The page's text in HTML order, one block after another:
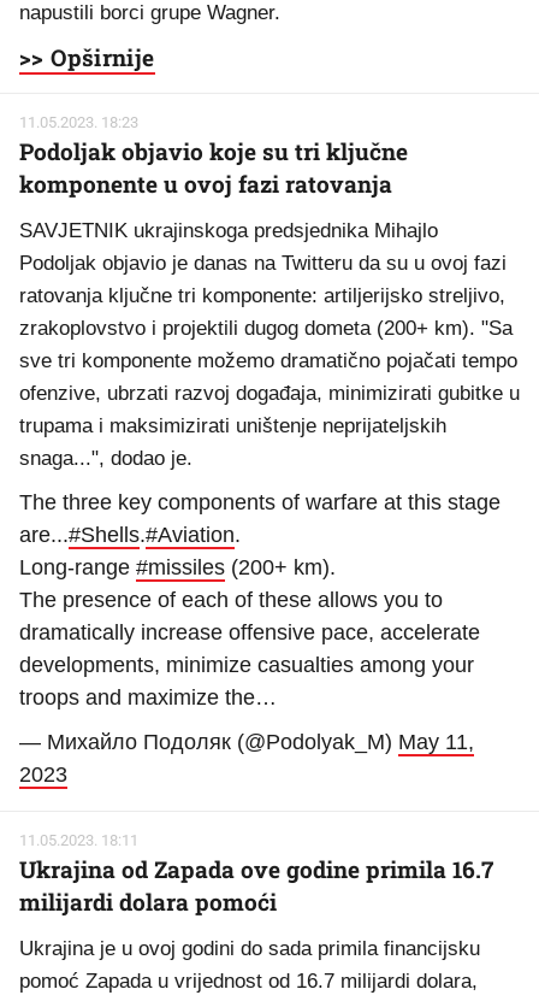
napustili borci grupe Wagner.
>> Opširnije
11.05.2023. 18:23
Podoljak objavio koje su tri ključne
komponente u ovoj fazi ratovanja
SAVJETNIK ukrajinskoga predsjednika Mihajlo
Podoljak objavio je danas na Twitteru da su u ovoj fazi
ratovanja ključne tri komponente: artiljerijsko streljivo,
zrakoplovstvo i projektili dugog dometa (200+ km). "Sa
sve tri komponente možemo dramatično pojačati tempo
ofenzive, ubrzati razvoj događaja, minimizirati gubitke u
trupama i maksimizirati uništenje neprijateljskih
snaga...", dodao je.
The three key components of warfare at this stage
are...#Shells.#Aviation.
Long-range #missiles (200+ km).
The presence of each of these allows you to
dramatically increase offensive pace, accelerate
developments, minimize casualties among your
troops and maximize the…
— Михайло Подоляк (@Podolyak_M) May 11,
2023
11.05.2023. 18:11
Ukrajina od Zapada ove godine primila 16.7
milijardi dolara pomoći
Ukrajina je u ovoj godini do sada primila financijsku
pomoć Zapada u vrijednost od 16.7 milijardi dolara,